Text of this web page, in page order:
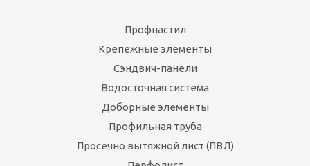
Профнастил
Крепежные элементы
Сэндвич-панели
Водосточная система
Доборные элементы
Профильная труба
Просечно вытяжной лист (ПВЛ)